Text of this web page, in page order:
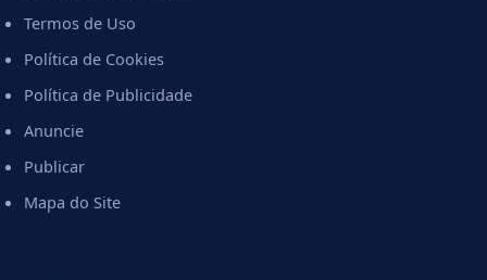
Termos de Uso
Política de Cookies
Política de Publicidade
Anuncie
Publicar
Mapa do Site